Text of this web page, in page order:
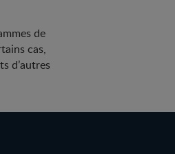
de
cas,
d’autres